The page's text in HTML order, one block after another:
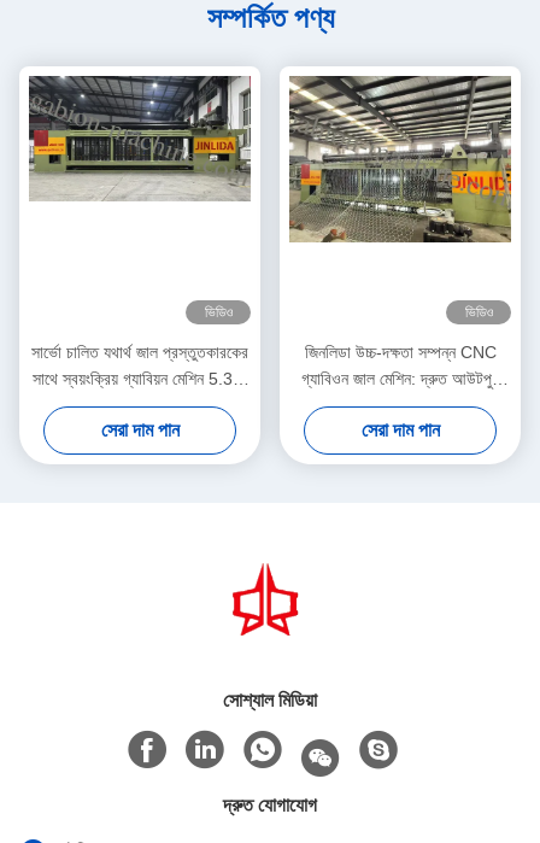
সম্পর্কিত পণ্য
ভিডিও
সার্ভো চালিত যথার্থ জাল প্রস্তুতকারকের
সাথে স্বয়ংক্রিয় গ্যাবিয়ন মেশিন 5.3m
সর্বোচ্চ প্রস্থ
সেরা দাম পান
ভিডিও
জিনলিডা উচ্চ-দক্ষতা সম্পন্ন CNC
গ্যাবিওন জাল মেশিন: দ্রুত আউটপুট
এবং নির্ভুল বুননের নিখুঁত সংমিশ্রণ যা
উৎপাদনশীলতা বাড়ায়
সেরা দাম পান
সোশ্যাল মিডিয়া
দ্রুত যোগাযোগ